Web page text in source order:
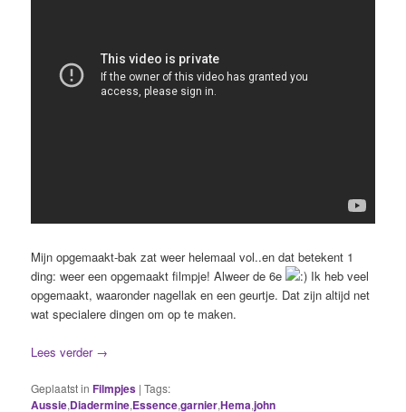
Mijn opgemaakt-bak zat weer helemaal vol..en dat betekent 1
ding: weer een opgemaakt filmpje! Alweer de 6e
Ik heb veel
opgemaakt, waaronder nagellak en een geurtje. Dat zijn altijd net
wat specialere dingen om op te maken.
Lees verder →
Geplaatst in Filmpjes |Tags:
Aussie,Diadermine,Essence,garnier,Hema,john